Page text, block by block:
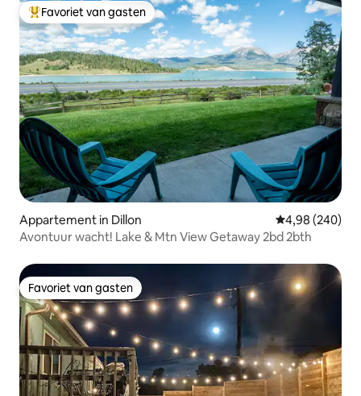
Topfavoriet van gasten
Favoriet van gasten
Appartement in Dillon Gemiddelde
4,98 (240)
Avontuur wacht! Lake & Mtn View Getaway 2bd 2bth
Favoriet van gasten
Favoriet van gasten